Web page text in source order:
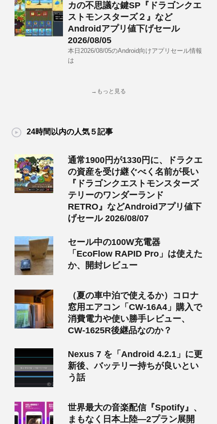
カの不思議な鍵SP『ドラゴンクエ
ストモンスターズ２』など
Androidアプリ値下げセール
2026/08/05
本日2026/08/05のAndroid向けアプリセール情報
は
→もっと見る
24時間以内の人気５記事
通常1900円が1330円に、ドラクエ
の資産を受け継ぐべく名前が長い
『ドラゴンクエストモンスターズ
テリーのワンダーランド
RETRO』などAndroidアプリ値下
げセール 2026/08/07
セール中の100W充電器
「EcoFlow RAPID Pro」は使えた
か、開封レビュー
（夏の車中泊で使えるか）コロナ
窓用エアコン「CW-16A4」購入で
消費電力や使い勝手レビュー、
CW-1625R後継品なのか？
Nexus 7 を「Android 4.2.1」に更
新後、バッテリー持ちが良いとい
う話
世界最大の音楽配信『Spotify』、
まもなく日本上陸―2プラン展開